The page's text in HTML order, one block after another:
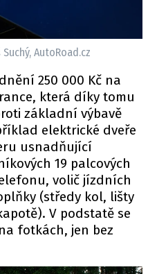
AutoRoad.cz
250 000 Kč na
která díky tomu
základní výbavě
elektrické dveře
usnadňující
19 palcových
volič jízdních
(středy kol, lišty
V podstatě se
fotkách, jen bez